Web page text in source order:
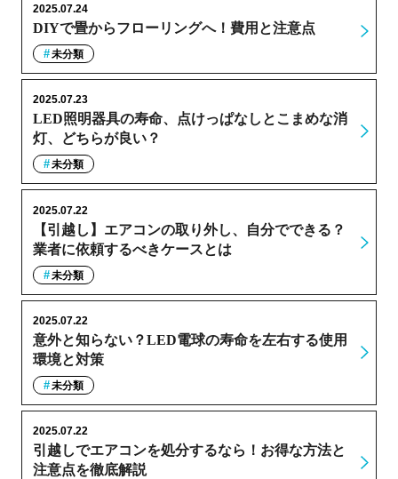
DIYで畳からフローリングへ！費用と注意点
2025.07.24
未分類
LED照明器具の寿命、点けっぱなしとこまめな消
灯、どちらが良い？
2025.07.23
未分類
【引越し】エアコンの取り外し、自分でできる？
業者に依頼するべきケースとは
2025.07.22
未分類
意外と知らない？LED電球の寿命を左右する使用
環境と対策
2025.07.22
未分類
引越しでエアコンを処分するなら！お得な方法と
注意点を徹底解説
2025.07.22